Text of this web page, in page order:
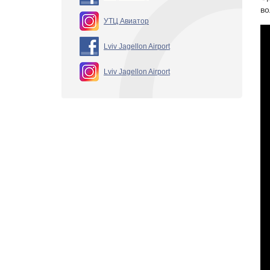
УТЦ Авиатор
Lviv Jagellon Airport
Lviv Jagellon Airport